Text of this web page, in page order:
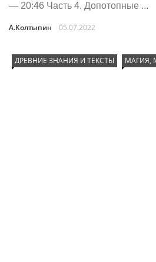
— 20:46 Часть 4. Допотопные ...
А.Колтыпин 05.07.2022
ДРЕВНИЕ ЗНАНИЯ И ТЕКСТЫ МАГИЯ,